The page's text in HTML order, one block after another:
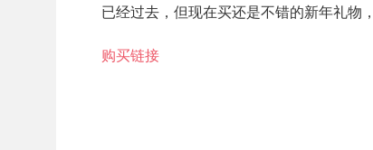
已经过去，但现在买还是不错的新年礼物
购买链接